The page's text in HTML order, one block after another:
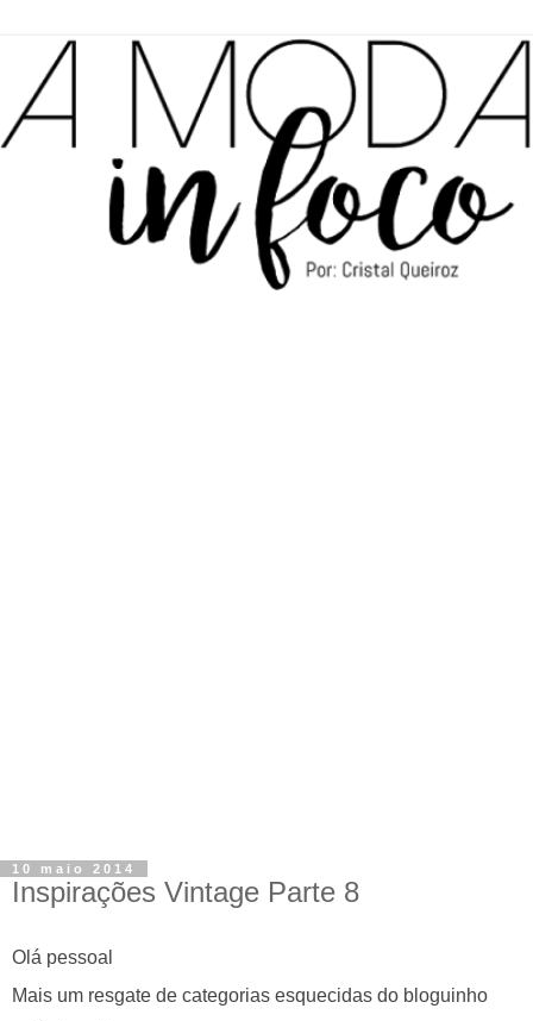
10 maio 2014
Inspirações Vintage Parte 8
Olá pessoal
Mais um resgate de categorias esquecidas do bloguinho